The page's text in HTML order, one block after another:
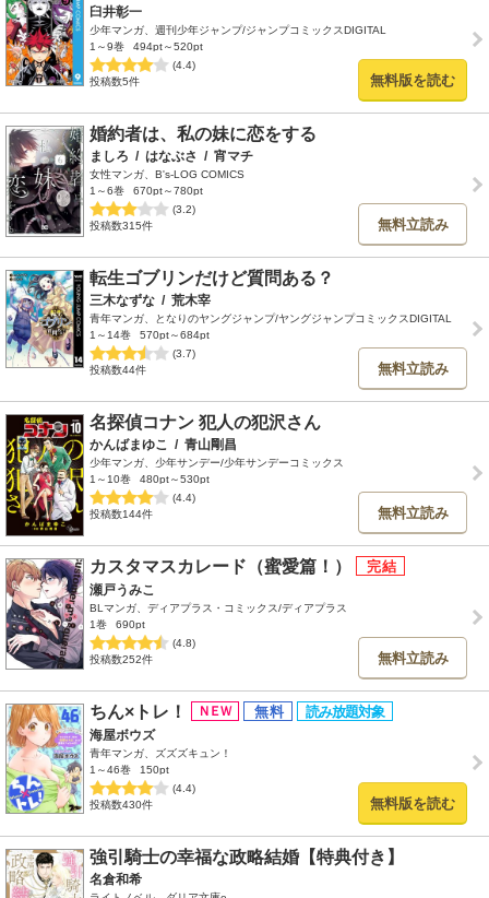
臼井彰一
少年マンガ、週刊少年ジャンプ/ジャンプコミックスDIGITAL
1～9巻
494pt～520pt
(4.4)
投稿数5件
無料版を読む
婚約者は、私の妹に恋をする
ましろ / はなぶさ / 宵マチ
女性マンガ、B's-LOG COMICS
1～6巻
670pt～780pt
(3.2)
投稿数315件
無料立読み
転生ゴブリンだけど質問ある？
三木なずな / 荒木宰
青年マンガ、となりのヤングジャンプ/ヤングジャンプコミックスDIGITAL
1～14巻
570pt～684pt
(3.7)
投稿数44件
無料立読み
名探偵コナン 犯人の犯沢さん
かんばまゆこ / 青山剛昌
少年マンガ、少年サンデー/少年サンデーコミックス
1～10巻
480pt～530pt
(4.4)
投稿数144件
無料立読み
カスタマスカレード（蜜愛篇！）
瀬戸うみこ
BLマンガ、ディアプラス・コミックス/ディアプラス
1巻
690pt
(4.8)
投稿数252件
無料立読み
ちん×トレ！
海屋ボウズ
青年マンガ、ズズズキュン！
1～46巻
150pt
(4.4)
投稿数430件
無料版を読む
強引騎士の幸福な政略結婚【特典付き】
名倉和希